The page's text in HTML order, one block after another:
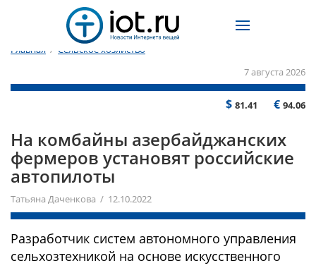
Главная / Сельское хозяйство
7 августа 2026
$ 81.41 € 94.06
На комбайны азербайджанских
фермеров установят российские
автопилоты
Татьяна Даченкова / 12.10.2022
Разработчик систем автономного управления
сельхозтехникой на основе искусственного